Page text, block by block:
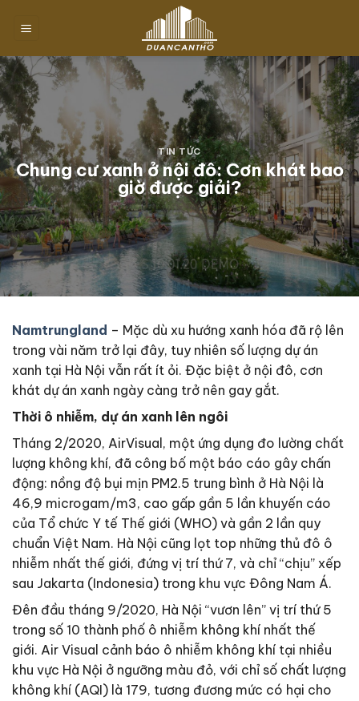
đến
dung
TIN TỨC
Chung cư xanh ở nội đô: Cơn khát bao
giờ được giải?
Namtrungland – Mặc dù xu hướng xanh hóa đã rộ lên
trong vài năm trở lại đây, tuy nhiên số lượng dự án
xanh tại Hà Nội vẫn rất ít ỏi. Đặc biệt ở nội đô, cơn
khát dự án xanh ngày càng trở nên gay gắt.
Thời ô nhiễm, dự án xanh lên ngôi
Tháng 2/2020, AirVisual, một ứng dụng đo lường chất
lượng không khí, đã công bố một báo cáo gây chấn
động: nồng độ bụi mịn PM2.5 trung bình ở Hà Nội là
46,9 microgam/m3, cao gấp gần 5 lần khuyến cáo
của Tổ chức Y tế Thế giới (WHO) và gần 2 lần quy
chuẩn Việt Nam. Hà Nội cũng lọt top những thủ đô ô
nhiễm nhất thế giới, đứng vị trí thứ 7, và chỉ “chịu” xếp
sau Jakarta (Indonesia) trong khu vực Đông Nam Á.
Đên đầu tháng 9/2020, Hà Nội “vươn lên” vị trí thứ 5
trong số 10 thành phố ô nhiễm không khí nhất thế
giới. Air Visual cảnh báo ô nhiễm không khí tại nhiều
khu vực Hà Nội ở ngưỡng màu đỏ, với chỉ số chất lượng
không khí (AQI) là 179, tương đương mức có hại cho